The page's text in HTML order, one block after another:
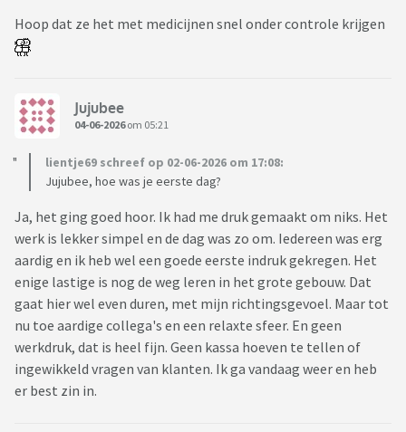
Hoop dat ze het met medicijnen snel onder controle krijgen
Jujubee
04-06-2026om 05:21
lientje69 schreef op 02-06-2026 om 17:08:
Jujubee, hoe was je eerste dag?
Ja, het ging goed hoor. Ik had me druk gemaakt om niks. Het
werk is lekker simpel en de dag was zo om. Iedereen was erg
aardig en ik heb wel een goede eerste indruk gekregen. Het
enige lastige is nog de weg leren in het grote gebouw. Dat
gaat hier wel even duren, met mijn richtingsgevoel. Maar tot
nu toe aardige collega's en een relaxte sfeer. En geen
werkdruk, dat is heel fijn. Geen kassa hoeven te tellen of
ingewikkeld vragen van klanten. Ik ga vandaag weer en heb
er best zin in.